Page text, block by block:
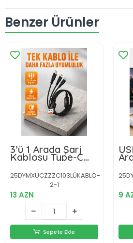
Benzer Ürünler
3’ü 1 Arada Şarj
Kablosu Type-C
iOS Android
Uyumlu Hızlı ve
Güvenli Şarj
25DYMXUCZZZC103LÜKABLO-
2-1
13 AZN
Sepete Ekle
9